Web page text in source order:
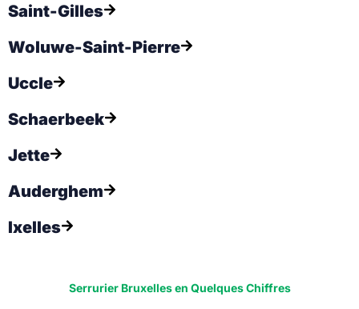
Saint-Gilles
Woluwe-Saint-Pierre
Uccle
Schaerbeek
Jette
Auderghem
Ixelles
Serrurier Bruxelles en Quelques Chiffres